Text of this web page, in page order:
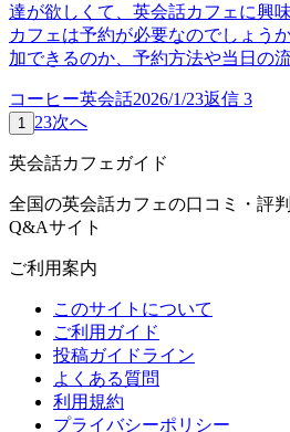
達が欲しくて、英会話カフェに興
カフェは予約が必要なのでしょう
加できるのか、予約方法や当日の
コーヒー英会話2026/1/23返信 3
1 23次へ
英会話カフェガイド
全国の英会話カフェの口コミ・評
Q&Aサイト
ご利用案内
このサイトについて
ご利用ガイド
投稿ガイドライン
よくある質問
利用規約
プライバシーポリシー